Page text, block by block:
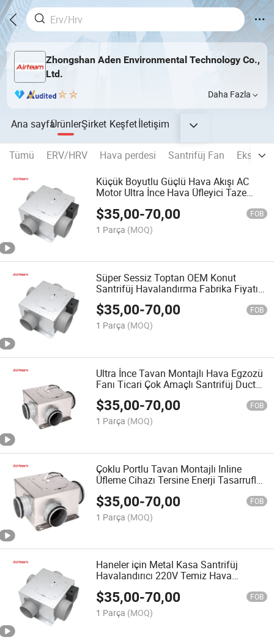
Zhongshan Aden Environmental Technology Co.,
Ltd.
Daha Fazla
Ana sayfaÜrünlerŞirket Keşfetİletişim
Tümü ERV/HRV Hava perdesi Santrifüj Fan
Eksenel
Küçük Boyutlu Güçlü Hava Akışı AC
Motor Ultra İnce Hava Üfleyici Taze
Havalandırma Fanı
$35,00-70,00 FOB
1 Parça (MOQ)
Süper Sessiz Toptan OEM Konut
Santrifüj Havalandırma Fabrika Fiyatı
Tavan Tipi Mekanik Elektrik Çoklu Port
Santrifüj Fanı
$35,00-70,00 FOB
1 Parça (MOQ)
Ultra İnce Tavan Montajlı Hava Egzozü
Fanı Ticari Çok Amaçlı Santrifüj Duct
Mekanik Havalandırma Fanı
$35,00-70,00 FOB
1 Parça (MOQ)
Çoklu Portlu Tavan Montajlı Inline
Üfleme Cihazı Tersine Enerji Tasarruflu
$35,00-70,00 FOB
1 Parça (MOQ)
Haneler için Metal Kasa Santrifüj
Havalandırıcı 220V Temiz Hava
Tedariki Çoklu Hava Çıkışları Inline
Kanal Havalandırma Fanı
$35,00-70,00 FOB
1 Parça (MOQ)